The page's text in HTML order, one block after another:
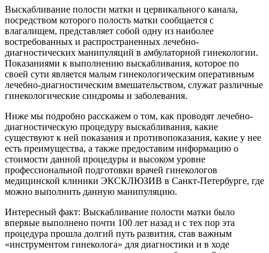
Выскабливание полости матки и цервикального канала,
посредством которого полость матки сообщается с
влагалищем, представляет собой одну из наиболее
востребованных и распространенных лечебно-
диагностических манипуляций в амбулаторной гинекологии.
Показаниями к выполнению выскабливания, которое по
своей сути является малым гинекологическим оперативным
лечебно-диагностическим вмешательством, служат различные
гинекологические синдромы и заболевания.
Ниже мы подробно расскажем о том, как проводят лечебно-
диагностическую процедуру выскабливания, какие
существуют к ней показания и противопоказания, какие у нее
есть преимущества, а также предоставим информацию о
стоимости данной процедуры и высоком уровне
профессиональной подготовки врачей гинекологов
медицинской клиники ЭКСКЛЮЗИВ в Санкт-Петербурге, где
можно выполнить данную манипуляцию.
Интересный факт: Выскабливание полости матки было
впервые выполнено почти 100 лет назад и с тех пор эта
процедура прошла долгий путь развития, став важным
«инструментом гинеколога» для диагностики и в ходе